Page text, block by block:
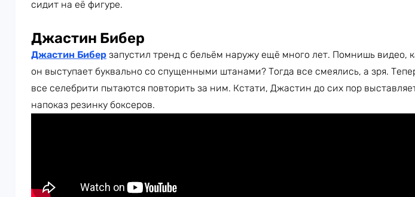
сидит на её фигуре.
Джастин Бибер
Джастин Бибер запустил тренд с бельём наружу ещё много лет. Помнишь видео,
он выступает буквально со спущенными штанами? Тогда все смеялись, а зря.
все селебрити пытаются повторить за ним. Кстати, Джастин до сих пор
напоказ резинку боксеров.